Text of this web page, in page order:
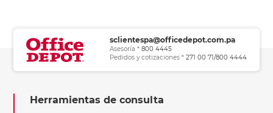
sclientespa@officedepot.com.pa
Asesoría * 800 4445
Pedidos y cotizaciones * 271 00 71/800 4444
Herramientas de consulta